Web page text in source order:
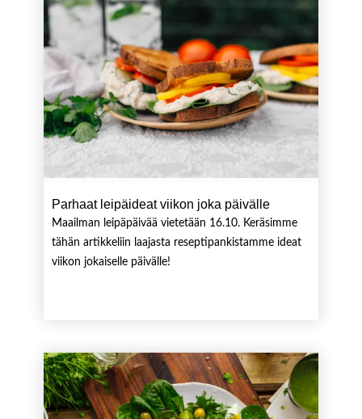
Parhaat leipäideat viikon joka päivälle
Maailman leipäpäivää vietetään 16.10. Keräsimme
tähän artikkeliin laajasta reseptipankistamme ideat
viikon jokaiselle päivälle!